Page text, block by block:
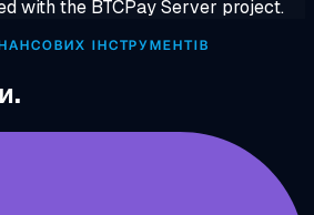
with the BTCPay Server project.
ІНСТРУМЕНТІВ